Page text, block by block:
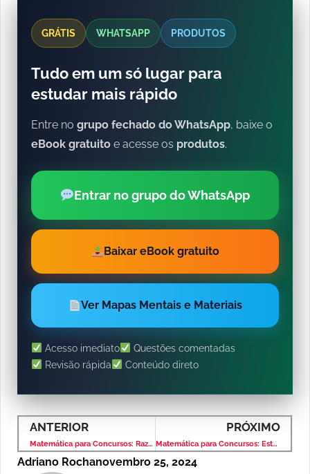
GRÁTIS WHATSAPP PRODUTOS
Tudo em um só lugar para
estudar mais rápido
Entre no grupo fechado do WhatsApp, baixe o
eBook gratuito e acesse os produtos.
Entrar no grupo do WhatsApp
Baixar eBook gratuito
Ver Mapas Mentais e Materiais
Acesso imediato
Questões comentadas
Revisão rápida
Conteúdo direto
ANTERIOR
Matemática para Concursos: Razão e Proporção – Banca VUNESP – Nível Médio
PRÓXIMO
Matemática para Concursos: Estatística – Banca VUNESP – Nível Médio
Adriano Rochanovembro 25, 2024